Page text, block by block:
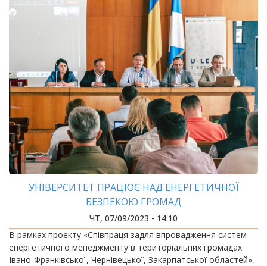
УНІВЕРСИТЕТ ПРАЦЮЄ НАД ЕНЕРГЕТИЧНОЇ
БЕЗПЕКОЮ ГРОМАД
ЧТ, 07/09/2023 - 14:10
В рамках проекту «Співпраця задля впровадження систем
енергетичного менеджменту в територіальних громадах
Івано-Франківської, Чернівецької, Закарпатської областей»,